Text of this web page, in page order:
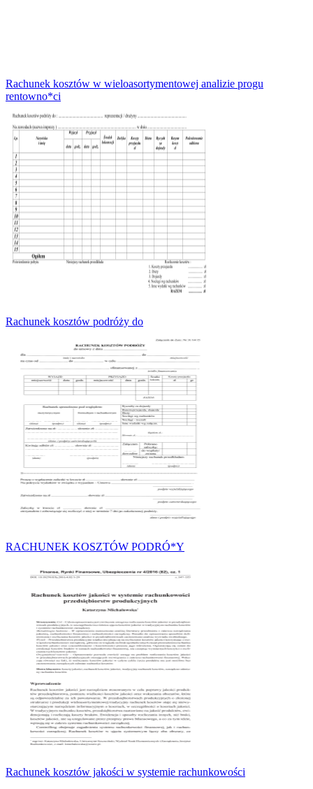
Rachunek kosztów w wieloasortymentowej analizie progu
rentowno*ci
Rachunek kosztów podróży do
RACHUNEK KOSZTÓW PODRÓ*Y
Rachunek kosztów jakości w systemie rachunkowości